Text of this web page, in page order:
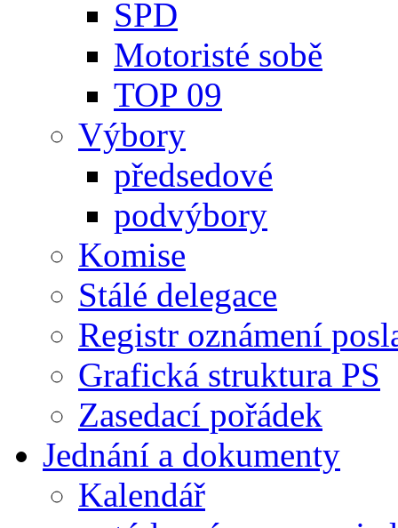
SPD
Motoristé sobě
TOP 09
Výbory
předsedové
podvýbory
Komise
Stálé delegace
Registr oznámení
Grafická struktura PS
Zasedací pořádek
Jednání a dokumenty
Kalendář